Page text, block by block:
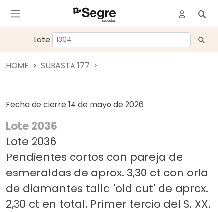
Lote
HOME SUBASTA 177
Fecha de cierre 14 de mayo de 2026
Lote 2036
Lote 2036
Pendientes cortos con pareja de
esmeraldas de aprox. 3,30 ct con orla
de diamantes talla 'old cut' de aprox.
2,30 ct en total. Primer tercio del S. XX.